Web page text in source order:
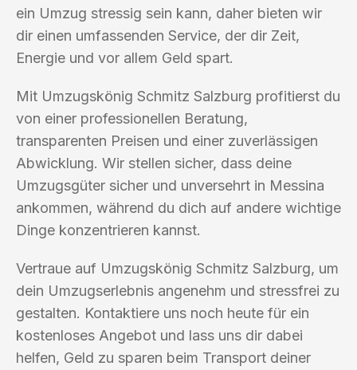
ein Umzug stressig sein kann, daher bieten wir
dir einen umfassenden Service, der dir Zeit,
Energie und vor allem Geld spart.
Mit Umzugskönig Schmitz Salzburg profitierst du
von einer professionellen Beratung,
transparenten Preisen und einer zuverlässigen
Abwicklung. Wir stellen sicher, dass deine
Umzugsgüter sicher und unversehrt in Messina
ankommen, während du dich auf andere wichtige
Dinge konzentrieren kannst.
Vertraue auf Umzugskönig Schmitz Salzburg, um
dein Umzugserlebnis angenehm und stressfrei zu
gestalten. Kontaktiere uns noch heute für ein
kostenloses Angebot und lass uns dir dabei
helfen, Geld zu sparen beim Transport deiner